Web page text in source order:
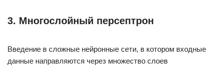
3. Многослойный персептрон
Введение в сложные нейронные сети, в котором входные
данные направляются через множество слоев